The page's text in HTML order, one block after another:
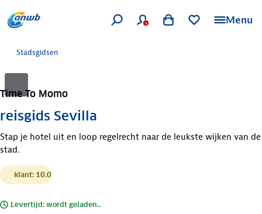
Menu
Stadsgidsen
Time To Momo
reisgids Sevilla
Stap je hotel uit en loop regelrecht naar de leukste wijken van de
stad.
klant: 10.0
Levertijd: wordt geladen..